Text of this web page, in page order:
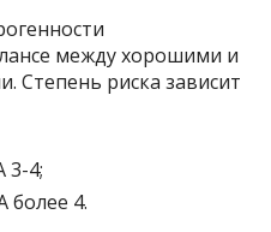
между хорошими и
Степень риска зависит
3-4;
более 4.